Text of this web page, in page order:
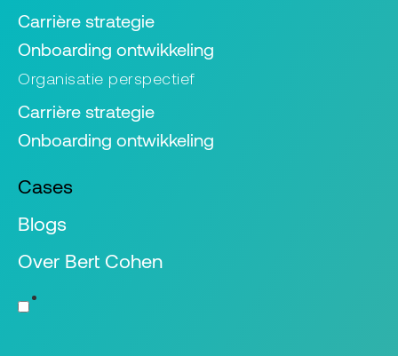
Carrière strategie
Onboarding ontwikkeling
Organisatie perspectief
Carrière strategie
Onboarding ontwikkeling
Cases
Blogs
Over Bert Cohen